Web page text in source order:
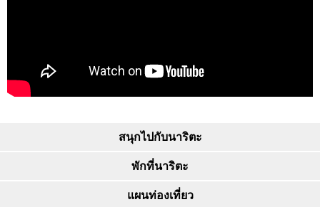
สนุกไปกับนาริตะ
พักที่นาริตะ
แผนท่องเที่ยว